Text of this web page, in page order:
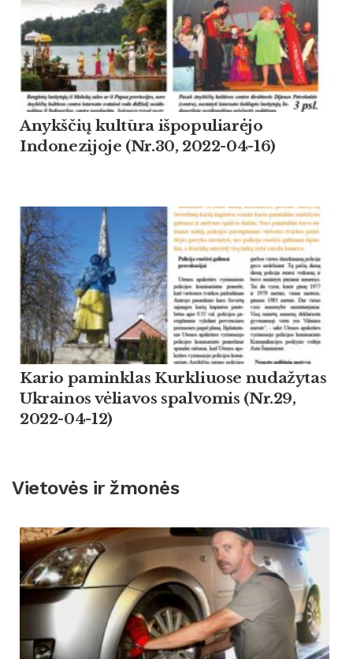
Anykščių kultūra išpopuliarėjo
Indonezijoje (Nr.30, 2022-04-16)
Kario paminklas Kurkliuose nudažytas
Ukrainos vėliavos spalvomis (Nr.29,
2022-04-12)
Vietovės ir žmonės